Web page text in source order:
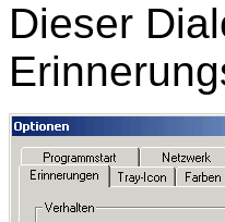
Dieser